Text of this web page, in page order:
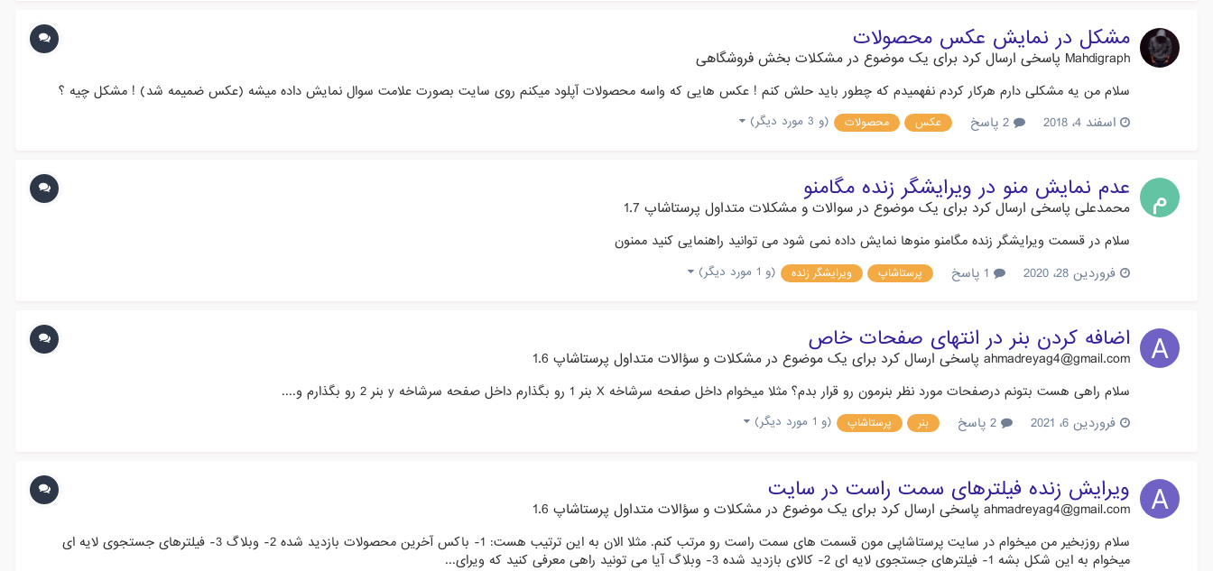
مشکل در نمایش عکس محصولات
Mahdigraph پاسخی ارسال کرد برای یک موضوع در مشکلات بخش فروشگاهی
سلام من یه مشکلی دارم هرکار کردم نفهمیدم که چطور باید حلش کنم ! عکس هایی که واسه محصولات آپلود میکنم روی سایت بصورت علامت سوال نمایش داده میشه (عکس ضمیمه شد) ! مشکل چیه ؟
اسفند 4، 2018
عکس محصولات (و 3 مورد دیگر)
عدم نمایش منو در ویرایشگر زنده مگامنو
محمدعلی پاسخی ارسال کرد برای یک موضوع در سوالات و مشکلات متداول پرستاشاپ 1.7
سلام در قسمت ویرایشگر زنده مگامنو منوها نمایش داده نمی شود می توانید راهنمایی کنید ممنون
فروردین 28، 2020
پرستاشاپ ویرایشگر زنده (و 1 مورد دیگر)
اضافه کردن بنر در انتهای صفحات خاص
ahmadreyag4@gmail.com پاسخی ارسال کرد برای یک موضوع در مشکلات و سؤالات متداول پرستاشاپ 1.6
سلام راهی هست بتونم درصفحات مورد نظر بنرمون رو قرار بدم؟ مثلا میخوام داخل صفحه سرشاخه X بنر 1 رو بگذارم داخل صفحه سرشاخه y بنر 2 رو بگذارم و....
فروردین 6، 2021
بنر پرستاشاپ (و 1 مورد دیگر)
ویرایش زنده فیلترهای سمت راست در سایت
ahmadreyag4@gmail.com پاسخی ارسال کرد برای یک موضوع در مشکلات و سؤالات متداول پرستاشاپ 1.6
سلام روزبخیر من میخوام در سایت پرستاشاپی مون قسمت های سمت راست رو مرتب کنم. مثلا الان به این ترتیب هست: 1- باکس آخرین محصولات بازدید شده 2- وبلاگ 3- فیلترهای جستجوی لایه ای
میخوام به این شکل بشه 1- فیلترهای جستجوی لایه ای 2- کالای بازدید شده 3- وبلاگ آیا می تونید راهی معرفی کنید که ویرای...